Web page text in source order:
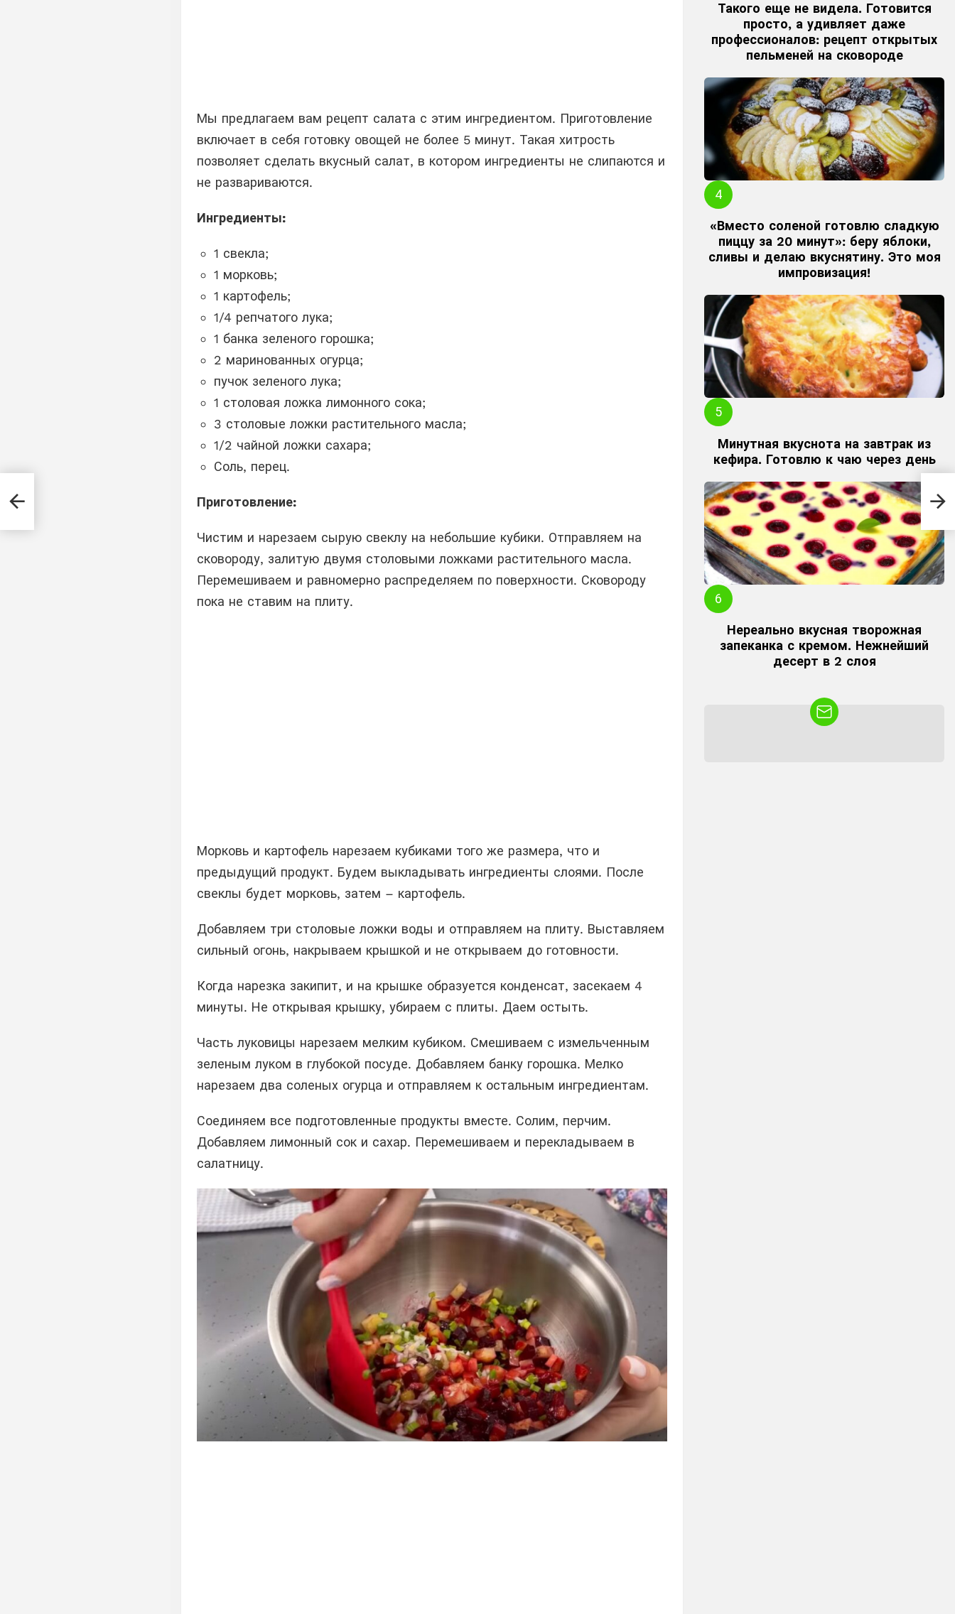
Мы предлагаем вам рецепт салата с этим ингредиентом. Приготовление
включает в себя готовку овощей не более 5 минут. Такая хитрость
позволяет сделать вкусный салат, в котором ингредиенты не слипаются и
не развариваются.
Ингредиенты:
1 свекла;
1 морковь;
1 картофель;
1/4 репчатого лука;
1 банка зеленого горошка;
2 маринованных огурца;
пучок зеленого лука;
1 столовая ложка лимонного сока;
3 столовые ложки растительного масла;
1/2 чайной ложки сахара;
Соль, перец.
Приготовление:
Чистим и нарезаем сырую свеклу на небольшие кубики. Отправляем на
сковороду, залитую двумя столовыми ложками растительного масла.
Перемешиваем и равномерно распределяем по поверхности. Сковороду
пока не ставим на плиту.
Морковь и картофель нарезаем кубиками того же размера, что и
предыдущий продукт. Будем выкладывать ингредиенты слоями. После
свеклы будет морковь, затем – картофель.
Добавляем три столовые ложки воды и отправляем на плиту. Выставляем
сильный огонь, накрываем крышкой и не открываем до готовности.
Когда нарезка закипит, и на крышке образуется конденсат, засекаем 4
минуты. Не открывая крышку, убираем с плиты. Даем остыть.
Часть луковицы нарезаем мелким кубиком. Смешиваем с измельченным
зеленым луком в глубокой посуде. Добавляем банку горошка. Мелко
нарезаем два соленых огурца и отправляем к остальным ингредиентам.
Соединяем все подготовленные продукты вместе. Солим, перчим.
Добавляем лимонный сок и сахар. Перемешиваем и перекладываем в
салатницу.
на
Такого еще не видела. Готовится
просто, а удивляет даже
профессионалов: рецепт открытых
пельменей на сковороде
«Вместо соленой готовлю сладкую
пиццу за 20 минут»: беру яблоки,
сливы и делаю вкуснятину. Это моя
импровизация!
Минутная вкуснота на завтрак из
кефира. Готовлю к чаю через день
Нереально вкусная творожная
запеканка с кремом. Нежнейший
десерт в 2 слоя